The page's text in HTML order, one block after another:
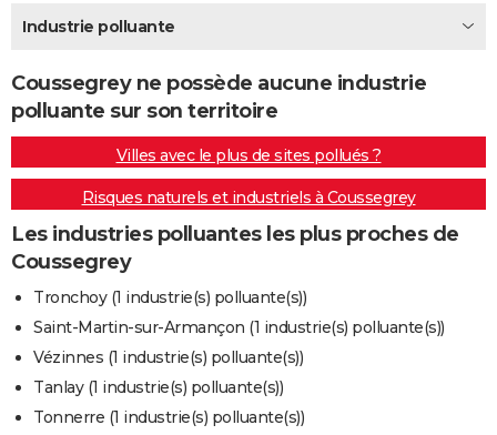
Destinations
City break
Voyage nature
Voyage de noces
Forum
Climat
+PHOTO
GUIDES D'ACHAT
BONS PLANS
CARTE DE VOEUX
Carte de Noël
Carte Bonne année
Carte Saint-Valentin
Carte Pâques
Carte d'anniversaire
DICTIONNAIRE
Dictionnaire
Biographies
Citations
Expressions
Proverbes
PROGRAMME TV
COPAINS D'AVANT
S'inscrire
Se connecter
Lycées
Collèges
Primaires
Universités
Entreprises
Service militaire
Avis de recherche
FORUM
Bricolage
Lifestyle
Culture
Sport
Auto
Television
Voyage
Cinema
Industrie polluante
Coussegrey ne possède aucune industrie
polluante sur son territoire
Villes avec le plus de sites pollués ?
Risques naturels et industriels à Coussegrey
Les industries polluantes les plus proches de
Coussegrey
Tronchoy (1 industrie(s) polluante(s))
Saint-Martin-sur-Armançon (1 industrie(s) polluante(s))
Vézinnes (1 industrie(s) polluante(s))
Tanlay (1 industrie(s) polluante(s))
Tonnerre (1 industrie(s) polluante(s))